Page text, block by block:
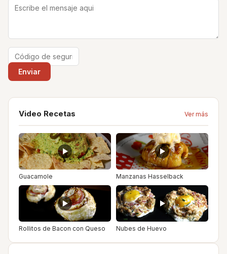
Video Recetas Ver más
Guacamole Manzanas Hasselback
Rollitos de Bacon con Queso Nubes de Huevo